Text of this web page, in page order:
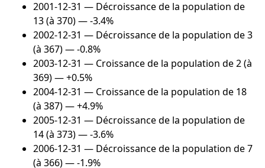
2001-12-31 — Décroissance de la population de
13 (à 370) — -3.4%
2002-12-31 — Décroissance de la population de 3
(à 367) — -0.8%
2003-12-31 — Croissance de la population de 2 (à
369) — +0.5%
2004-12-31 — Croissance de la population de 18
(à 387) — +4.9%
2005-12-31 — Décroissance de la population de
14 (à 373) — -3.6%
2006-12-31 — Décroissance de la population de 7
(à 366) — -1.9%